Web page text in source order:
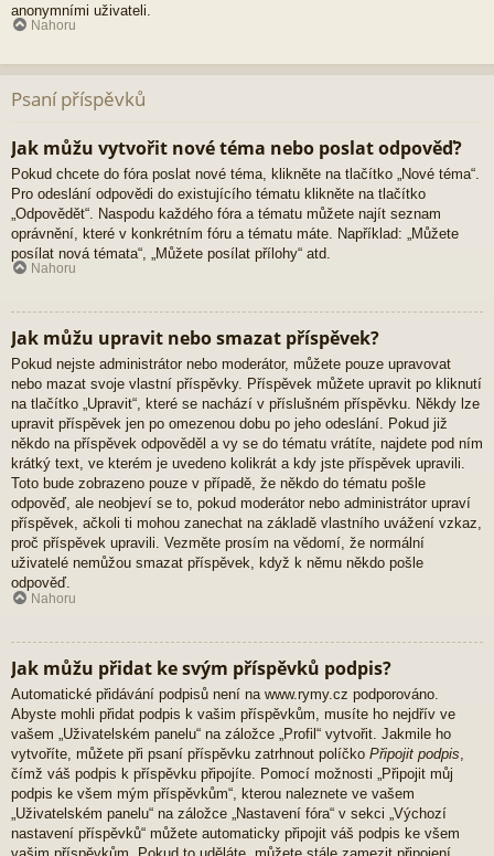
anonymními uživateli.
Nahoru
Psaní příspěvků
Jak můžu vytvořit nové téma nebo poslat odpověď?
Pokud chcete do fóra poslat nové téma, klikněte na tlačítko „Nové téma“.
Pro odeslání odpovědi do existujícího tématu klikněte na tlačítko
„Odpovědět“. Naspodu každého fóra a tématu můžete najít seznam
oprávnění, které v konkrétním fóru a tématu máte. Například: „Můžete
posílat nová témata“, „Můžete posílat přílohy“ atd.
Nahoru
Jak můžu upravit nebo smazat příspěvek?
Pokud nejste administrátor nebo moderátor, můžete pouze upravovat
nebo mazat svoje vlastní příspěvky. Příspěvek můžete upravit po kliknutí
na tlačítko „Upravit“, které se nachází v příslušném příspěvku. Někdy lze
upravit příspěvek jen po omezenou dobu po jeho odeslání. Pokud již
někdo na příspěvek odpověděl a vy se do tématu vrátíte, najdete pod ním
krátký text, ve kterém je uvedeno kolikrát a kdy jste příspěvek upravili.
Toto bude zobrazeno pouze v případě, že někdo do tématu pošle
odpověď, ale neobjeví se to, pokud moderátor nebo administrátor upraví
příspěvek, ačkoli ti mohou zanechat na základě vlastního uvážení vzkaz,
proč příspěvek upravili. Vezměte prosím na vědomí, že normální
uživatelé nemůžou smazat příspěvek, když k němu někdo pošle
odpověď.
Nahoru
Jak můžu přidat ke svým příspěvků podpis?
Automatické přidávání podpisů není na www.rymy.cz podporováno.
Abyste mohli přidat podpis k vašim příspěvkům, musíte ho nejdřív ve
vašem „Uživatelském panelu“ na záložce „Profil“ vytvořit. Jakmile ho
vytvoříte, můžete při psaní příspěvku zatrhnout políčko Připojit podpis
čímž váš podpis k příspěvku připojíte. Pomocí možnosti „Připojit můj
podpis ke všem mým příspěvkům“, kterou naleznete ve vašem
„Uživatelském panelu“ na záložce „Nastavení fóra“ v sekci „Výchozí
nastavení příspěvků“ můžete automaticky připojit váš podpis ke všem